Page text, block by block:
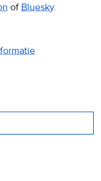
ofBluesky.